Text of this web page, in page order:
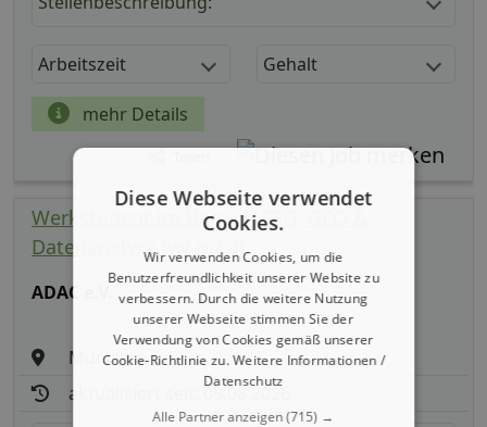
Arbeitszeit Gehalt
mehr Details
Werkstudent im Bereich SEO, GEO &
Datenanalyse (w/ m/ d)
ADAC e.V.
München
aktualisiert seit: 09.08.2026
Diese Webseite verwendet
Cookies.
Wir verwenden Cookies, um die
Benutzerfreundlichkeit unserer Website zu
verbessern. Durch die weitere Nutzung
unserer Webseite stimmen Sie der
Verwendung von Cookies gemäß unserer
Cookie-Richtlinie zu.Weitere Informationen /
Datenschutz
Alle Partner anzeigen(715) →